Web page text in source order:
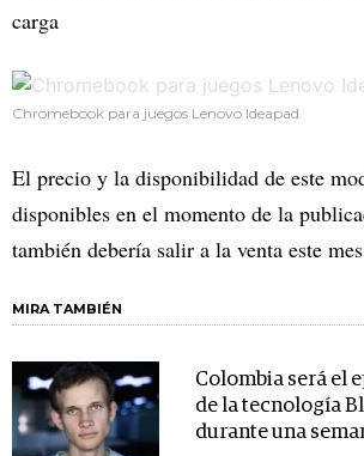
carga
Chromebook para juegos Lenovo Ideapad.
El precio y la disponibilidad de este
disponibles en el momento de la
también debería salir a la venta este
MIRA TAMBIÉN
Colombia será el
de la tecnología
durante una